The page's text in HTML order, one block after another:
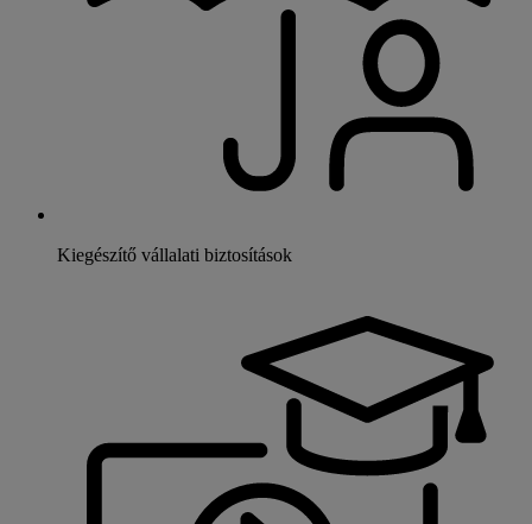
Kiegészítő vállalati biztosítások